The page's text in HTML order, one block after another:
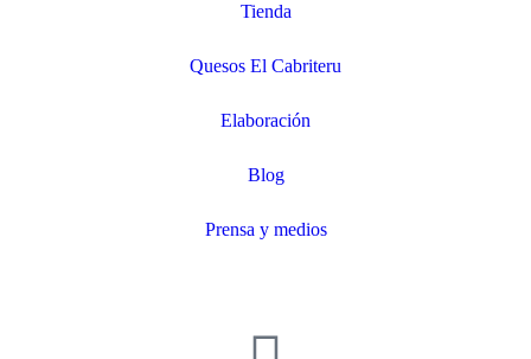
Tienda
Quesos El Cabriteru
Elaboración
Blog
Prensa y medios